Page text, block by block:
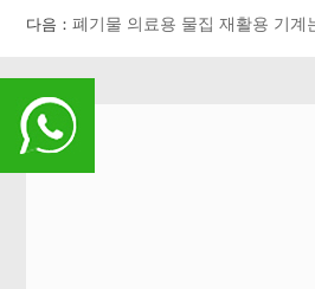
다음： 폐기물 의료용 물집 재활용 기계